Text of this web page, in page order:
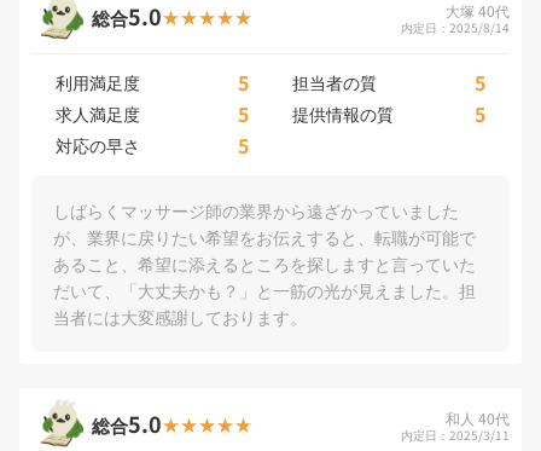
総合5.0 大塚 40代
内定日：2025/8/14
利用満足度 5 担当者の質 5
求人満足度 5 提供情報の質 5
対応の早さ 5
しばらくマッサージ師の業界から遠ざかっていました
が、業界に戻りたい希望をお伝えすると、転職が可能で
あること、希望に添えるところを探しますと言っていた
だいて、「大丈夫かも？」と一筋の光が見えました。担
当者には大変感謝しております。
総合5.0 和人 40代
内定日：2025/3/11